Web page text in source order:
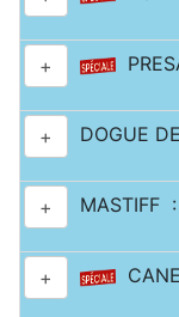
+
+ DOGUE
+ MASTIFF
+